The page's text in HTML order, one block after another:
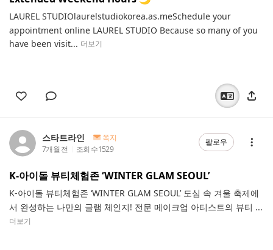
LAUREL STUDIOlaurelstudiokorea.as.meSchedule your
appointment online LAUREL STUDIO Because so many of you
have been visit... 더보기
스타트라인
쪽지
7개월 전
조회 수1529
팔로우
K-아이돌 뷰티체험존 ‘WINTER GLAM SEOUL’
K-아이돌 뷰티체험존 ‘WINTER GLAM SEOUL’ 도심 속 겨울 축제에
서 완성하는 나만의 글램 체인지! 전문 메이크업 아티스트의 뷰티 ...
더보기